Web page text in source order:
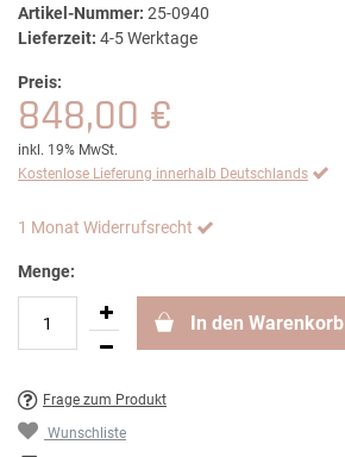
Artikel-Nummer: 25-0940
Lieferzeit: 4-5 Werktage
Preis:
848,00 €
inkl. 19% MwSt.
Kostenlose Lieferung innerhalb Deutschlands
1 Monat Widerrufsrecht
Menge:
In den Warenkorb
Frage zum Produkt
Wunschliste